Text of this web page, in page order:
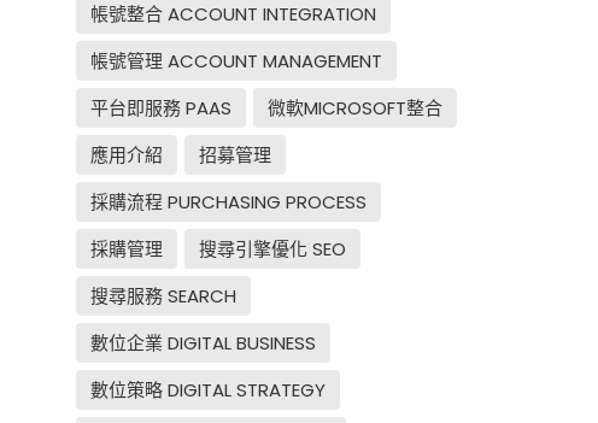
帳號整合 ACCOUNT INTEGRATION
帳號管理 ACCOUNT MANAGEMENT
平台即服務 PAAS
微軟MICROSOFT整合
應用介紹
招募管理
採購流程 PURCHASING PROCESS
採購管理
搜尋引擎優化 SEO
搜尋服務 SEARCH
數位企業 DIGITAL BUSINESS
數位策略 DIGITAL STRATEGY